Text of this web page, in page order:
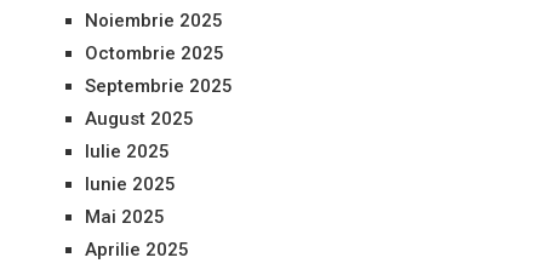
Noiembrie 2025
Octombrie 2025
Septembrie 2025
August 2025
Iulie 2025
Iunie 2025
Mai 2025
Aprilie 2025